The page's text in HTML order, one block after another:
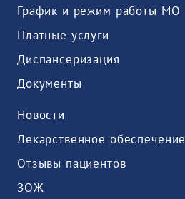
График и режим работы МО
Платные услуги
Диспансеризация
Документы
Новости
Лекарственное обеспечение
Отзывы пациентов
ЗОЖ